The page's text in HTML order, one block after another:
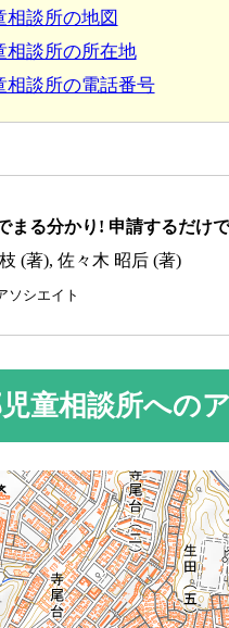
相談所の地図
相談所の所在地
相談所の電話番号
まる分かり! 申請するだけ
(著), 佐々木 昭后 (著)
ソシエイト
童相談所への